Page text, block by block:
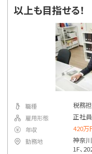
以上も目指せる！
職種 税務
雇用形態 正社員
年収 420万
勤務地
神奈
1F、